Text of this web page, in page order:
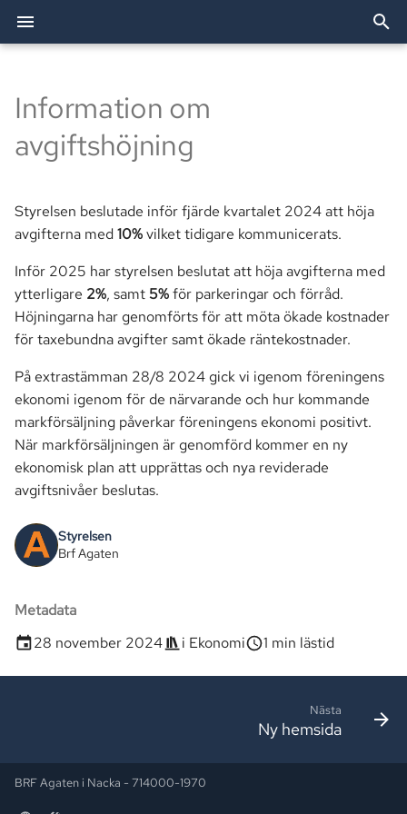
t
i
s
r
a
r
s
k
2026
2025
2024
Allente
Besiktning
Bredband
Fastighet
Information
Mark
Markförsäljning
Parkering
Passersystem
Smartify
Stämma
Att bo i bostadsrätt
Trivselregler
Renovering
Vid flytt
Enhetsmätning
Trygghetslarm
Seniorklubben
Vår fastighet
Parkering
Historia
Utrymmen
Tvättstugor
Avtal & Tjänster
eBMC
Utförda arbeten
Förvaltning
TV och bredband
Smartify
Brf Agaten Valberedningen
Styrelsen
Brf Agaten
Metadata
28 november 2024
i Ekonomi 1 min lästid
Information om
avgiftshöjning
Styrelsen beslutade inför fjärde kvartalet 2024 att höja
avgifterna med10%vilket tidigare kommunicerats.
Inför 2025 har styrelsen beslutat att höja avgifterna med
ytterligare 2%, samt5%för parkeringar och förråd.
Höjningarna har genomförts för att möta ökade kostnader
för taxebundna avgifter samt ökade räntekostnader.
På extrastämman 28/8 2024 gick vi igenom föreningens
ekonomi igenom för de närvarande och hur kommande
markförsäljning påverkar föreningens ekonomi positivt.
När markförsäljningen är genomförd kommer en ny
ekonomisk plan att upprättas och nya reviderade
avgiftsnivåer beslutas.
Nästa
Ny hemsida
BRF Agaten i Nacka - 714000-1970